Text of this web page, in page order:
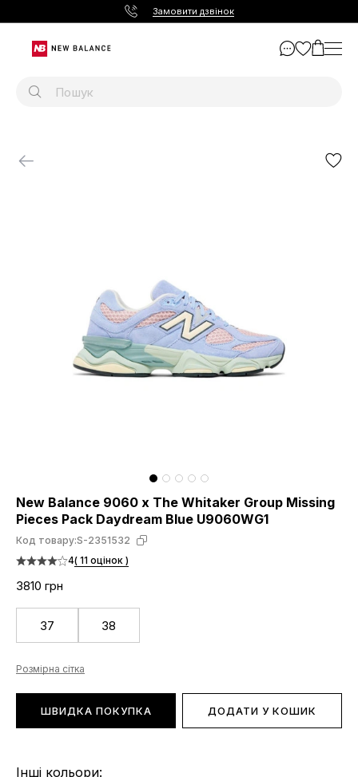
Замовити дзвінок
New Balance 9060 x The Whitaker Group Missing
Pieces Pack Daydream Blue U9060WG1
Код товару:S-2351532
4( 11 оцінок )
3810 грн
37 38
Розмірна сітка
ШВИДКА ПОКУПКА ДОДАТИ У КОШИК
Інші кольори: